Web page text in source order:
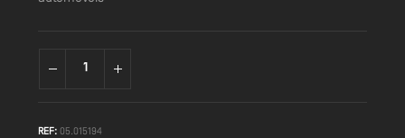
REF: 05.015194